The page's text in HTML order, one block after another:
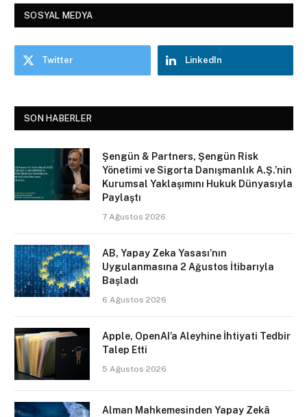
SOSYAL MEDYA
Twitter LinkedIn
SON HABERLER
Şengün & Partners, Şengün Risk
Yönetimi ve Sigorta Danışmanlık A.Ş.’nin
Kurumsal Yaklaşımını Hukuk Dünyasıyla
Paylaştı
7 Ağustos 2026
AB, Yapay Zeka Yasası’nın
Uygulanmasına 2 Ağustos İtibarıyla
Başladı
6 Ağustos 2026
Apple, OpenAI’a Aleyhine İhtiyati Tedbir
Talep Etti
5 Ağustos 2026
Alman Mahkemesinden Yapay Zekâ